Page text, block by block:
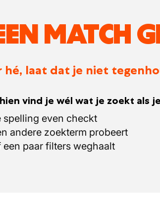
MATCH
hé, laat dat je niet
vind je wél wat je zoekt als
spelling even checkt
andere zoekterm probeert
een paar filters weghaalt